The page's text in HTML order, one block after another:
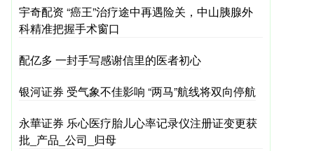
宇奇配资 “癌王”治疗途中再遇险关，中山胰腺外
科精准把握手术窗口
配亿多 一封手写感谢信里的医者初心
银河证券 受气象不佳影响 “两马”航线将双向停航
永華证券 乐心医疗胎儿心率记录仪注册证变更获
批_产品_公司_归母